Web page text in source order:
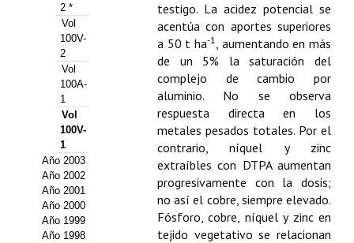
Buscador de Artículos
JORNADAS AIDA
Presentación Jornadas
Comunicaciones
Jornadas PAM 2026
Premio Jóvenes Investigadores
Buscador de Comunicaciones
2 *
Vol
100V-
2
Vol
100A-
1
Vol
100V-
1
Año 2003
Año 2002
Año 2001
Año 2000
Año 1999
Año 1998
testigo. La acidez potencial se
acentúa con aportes superiores
a 50 t ha-1, aumentando en más
de un 5% la saturación del
complejo de cambio por
aluminio. No se observa
respuesta directa en los
metales pesados totales. Por el
contrario, níquel y zinc
extraíbles con DTPA aumentan
progresivamente con la dosis;
no así el cobre, siempre elevado.
Fósforo, cobre, níquel y zinc en
tejido vegetativo se relacionan